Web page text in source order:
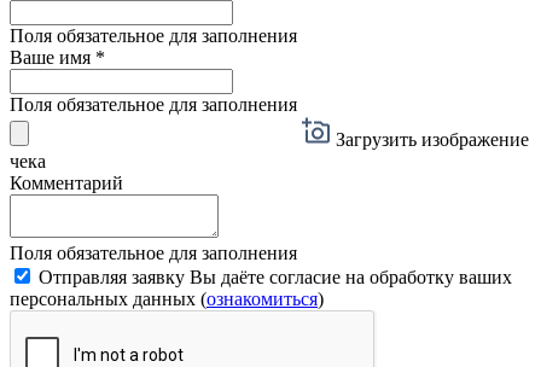
Поля обязательное для заполнения
Ваше имя *
Поля обязательное для заполнения
Загрузить изображение
чека
Комментарий
Поля обязательное для заполнения
Отправляя заявку Вы даёте согласие на обработку ваших
персональных данных (ознакомиться)